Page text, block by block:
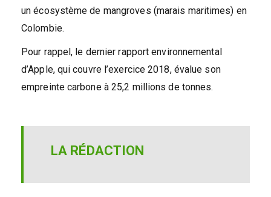
un écosystème de mangroves (marais maritimes) en
Colombie.
Pour rappel, le dernier rapport environnemental
d’Apple, qui couvre l’exercice 2018, évalue son
empreinte carbone à 25,2 millions de tonnes.
LA RÉDACTION